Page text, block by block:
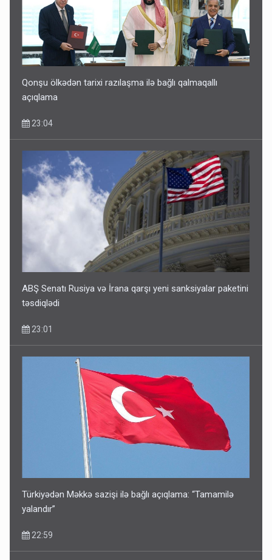
Qonşu ölkədən tarixi razılaşma ilə bağlı qalmaqallı
açıqlama
23:04
ABŞ Senatı Rusiya və İrana qarşı yeni sanksiyalar paketini
təsdiqlədi
23:01
Türkiyədən Məkkə sazişi ilə bağlı açıqlama: “Tamamilə
yalandır”
22:59